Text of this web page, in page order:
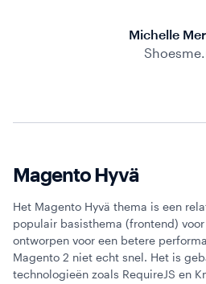
Michelle
Magento Hyvä
Het Magento Hyvä thema is een
populair basisthema (frontend)
ontworpen voor een betere
Magento 2 niet echt snel. Het is
technologieën zoals RequireJS en